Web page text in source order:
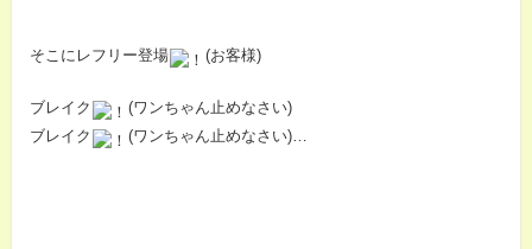
そこにレフリー登場 (お客様)
ブレイク
(ワンちゃん止めなさい)
ブレイク
(ワンちゃん止めなさい)…